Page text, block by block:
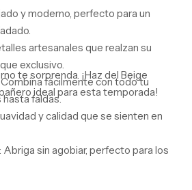
y moderno, perfecto para un
artesanales que realzan su
exclusivo.
fácilmente con todo tu
faldas.
y calidad que se sienten en
Abriga sin agobiar, perfecto para los
te sorprenda. ¡Haz del Beige
ideal para esta temporada!